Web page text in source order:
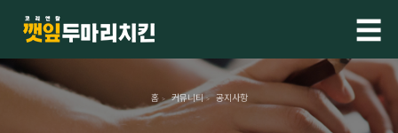
☰
홈 > 커뮤니티 > 공지사항